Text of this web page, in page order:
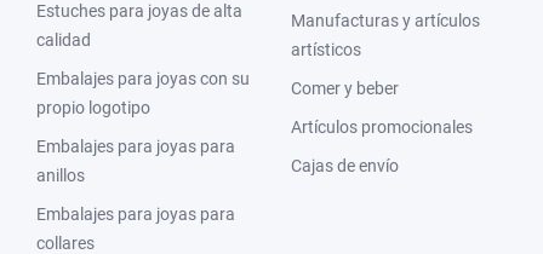
Estuches para joyas de alta
calidad
Embalajes para joyas con su
propio logotipo
Embalajes para joyas para
anillos
Embalajes para joyas para
collares
Manufacturas y artículos
artísticos
Comer y beber
Artículos promocionales
Cajas de envío